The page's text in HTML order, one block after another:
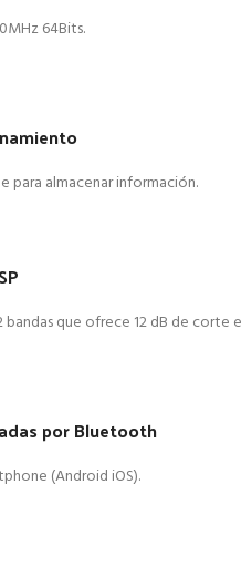
64Bits.
para almacenar información.
bandas que ofrece 12 dB de corte
por Bluetooth
(Android iOS).